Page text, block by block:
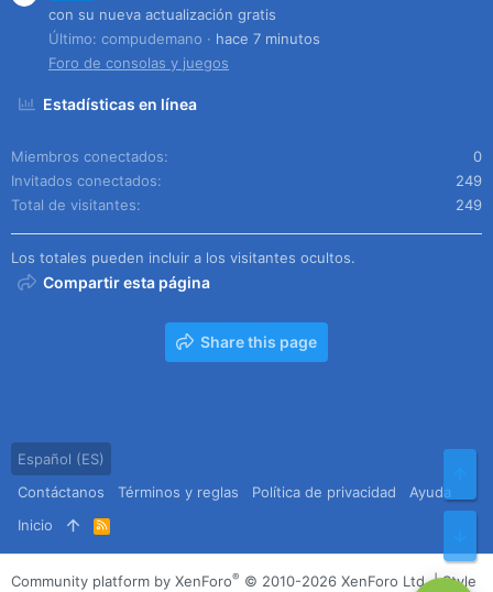
con su nueva actualización gratis
Último: compudemano
hace 7 minutos
Foro de consolas y juegos
Estadísticas en línea
Miembros conectados
0
Invitados conectados
249
Total de visitantes
249
Los totales pueden incluir a los visitantes ocultos.
Compartir esta página
Share this page
Español (ES)
Contáctanos
Términos y reglas Política de privacidad
Ayuda
Inicio
R
S
S
Community platform by XenForo® © 2010-2026 XenForo Ltd. |Style